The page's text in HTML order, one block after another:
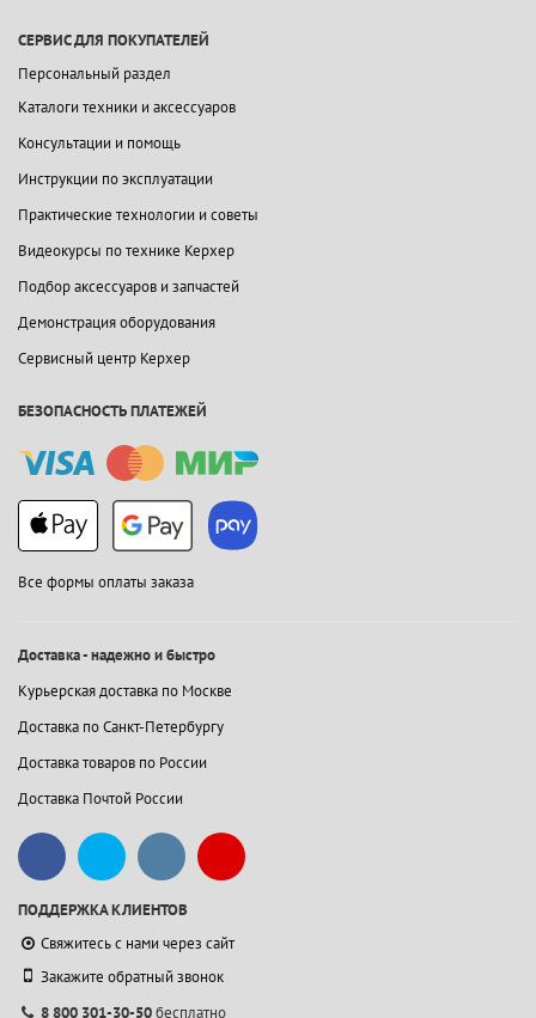
СЕРВИС ДЛЯ ПОКУПАТЕЛЕЙ
Персональный раздел
Каталоги техники и аксессуаров
Консультации и помощь
Инструкции по эксплуатации
Практические технологии и советы
Видеокурсы по технике Керхер
Подбор аксессуаров и запчастей
Демонстрация оборудования
Сервисный центр Керхер
БЕЗОПАСНОСТЬ ПЛАТЕЖЕЙ
Все формы оплаты заказа
Доставка - надежно и быстро
Курьерская доставка по Москве
Доставка по Санкт-Петербургу
Доставка товаров по России
Доставка Почтой России
ПОДДЕРЖКА КЛИЕНТОВ
Свяжитесь с нами через сайт
Закажите обратный звонок
8 800 301-30-50бесплатно